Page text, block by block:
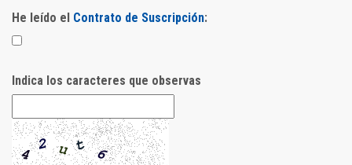
He leído el Contrato de Suscripción:
Indica los caracteres que observas